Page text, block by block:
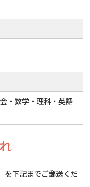
・数学・理科・英語
を下記までご郵送くだ